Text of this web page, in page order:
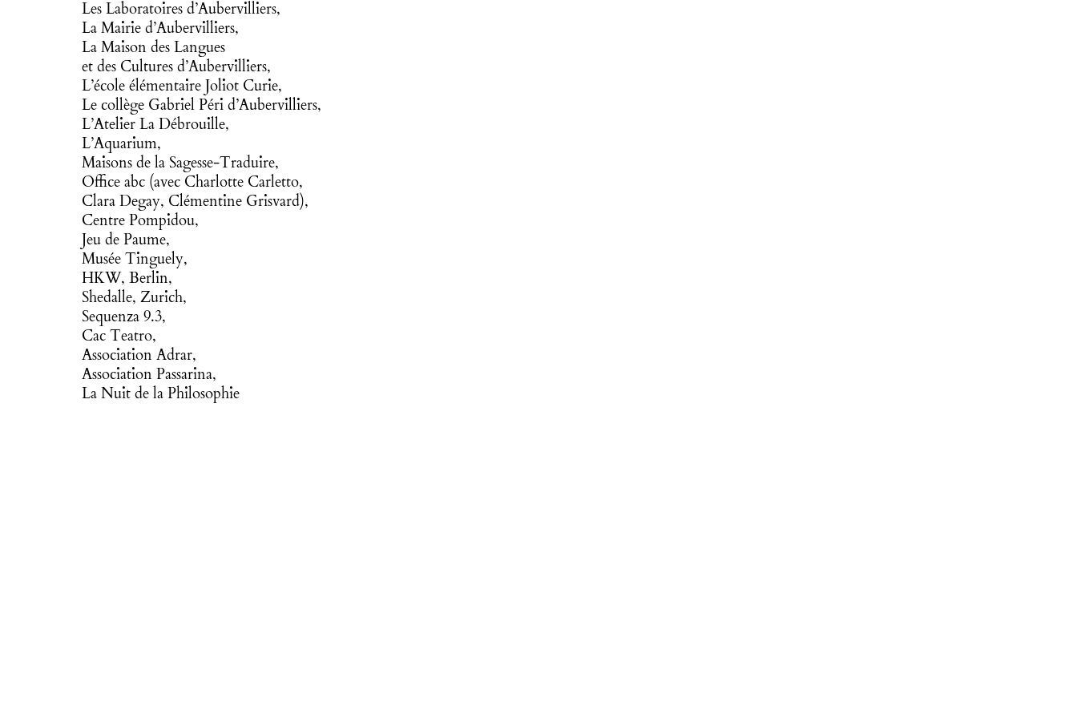
Les Laboratoires d’Aubervilliers,
La Mairie d’Aubervilliers,
La Maison des Langues
et des Cultures d’Aubervilliers,
L’école élémentaire Joliot Curie,
Le collège Gabriel Péri d’Aubervilliers,
L’Atelier La Débrouille,
L’Aquarium,
Maisons de la Sagesse-Traduire,
Office abc (avec Charlotte Carletto,
Clara Degay, Clémentine Grisvard),
Centre Pompidou,
Jeu de Paume,
Musée Tinguely,
HKW, Berlin,
Shedalle, Zurich,
Sequenza 9.3,
Cac Teatro,
Association Adrar,
Association Passarina,
La Nuit de la Philosophie